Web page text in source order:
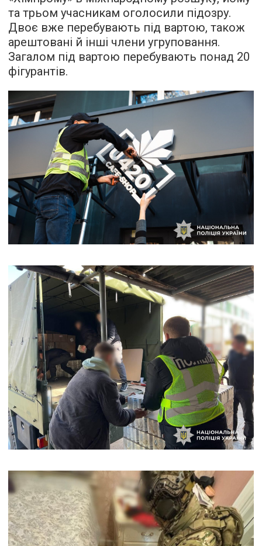
та трьом учасникам оголосили підозру.
Двоє вже перебувають під вартою, також
арештовані й інші члени угруповання.
Загалом під вартою перебувають понад 20
фігурантів.